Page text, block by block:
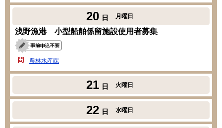
20 日 月曜日
浅野漁港 小型船舶係留施設使用者募集
農林水産課
21 日 火曜日
22 日 水曜日